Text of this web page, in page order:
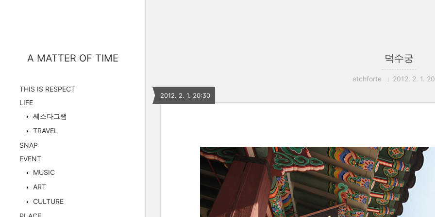
A MATTER OF TIME
THIS IS RESPECT
LIFE
쎄스타그램
TRAVEL
SNAP
EVENT
MUSIC
ART
CULTURE
덕수궁
etchforte 2012. 2. 1.
2012. 2. 1. 20:30